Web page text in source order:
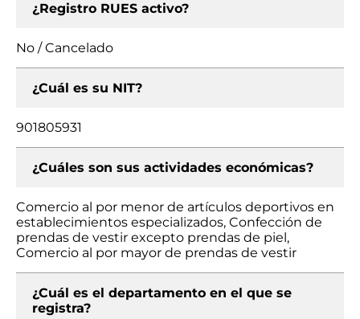
¿Registro RUES activo?
No / Cancelado
¿Cuál es su NIT?
901805931
¿Cuáles son sus actividades económicas?
Comercio al por menor de artículos deportivos en
establecimientos especializados, Confección de
prendas de vestir excepto prendas de piel,
Comercio al por mayor de prendas de vestir
¿Cuál es el departamento en el que se
registra?